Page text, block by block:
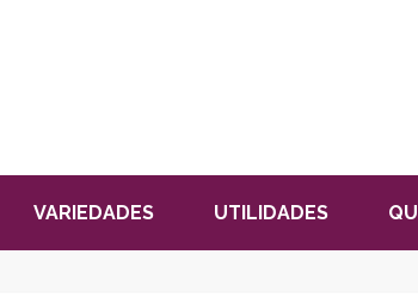
VARIEDADES UTILIDADES